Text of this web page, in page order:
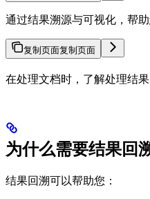
通过结果溯源与可视化，帮
复制页面复制页面
在处理文档时，了解处理结
为什么需要结果回
结果回溯可以帮助您：